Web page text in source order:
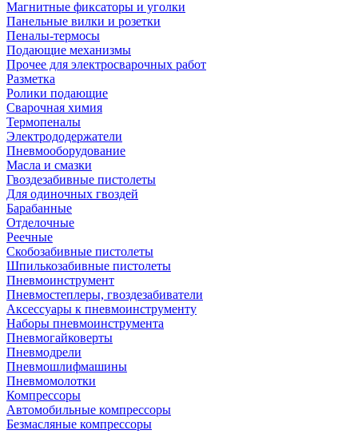
Магнитные фиксаторы и уголки
Панельные вилки и розетки
Пеналы-термосы
Подающие механизмы
Прочее для электросварочных работ
Разметка
Ролики подающие
Сварочная химия
Термопеналы
Электрододержатели
Пневмооборудование
Масла и смазки
Гвоздезабивные пистолеты
Для одиночных гвоздей
Барабанные
Отделочные
Реечные
Скобозабивные пистолеты
Шпилькозабивные пистолеты
Пневмоинструмент
Пневмостеплеры, гвоздезабиватели
Аксессуары к пневмоинструменту
Наборы пневмоинструмента
Пневмогайковерты
Пневмодрели
Пневмошлифмашины
Пневмомолотки
Компрессоры
Автомобильные компрессоры
Безмасляные компрессоры